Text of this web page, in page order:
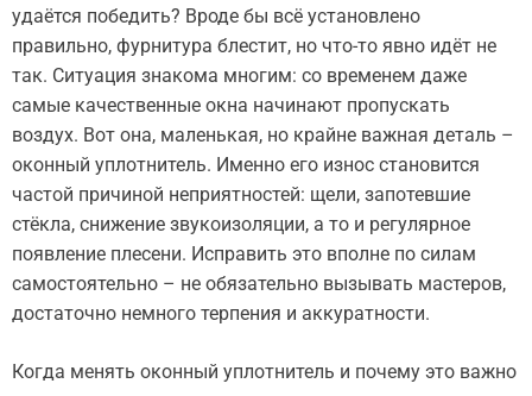
удаётся победить? Вроде бы всё установлено
правильно, фурнитура блестит, но что-то явно идёт не
так. Ситуация знакома многим: со временем даже
самые качественные окна начинают пропускать
воздух. Вот она, маленькая, но крайне важная деталь –
оконный уплотнитель. Именно его износ становится
частой причиной неприятностей: щели, запотевшие
стёкла, снижение звукоизоляции, а то и регулярное
появление плесени. Исправить это вполне по силам
самостоятельно – не обязательно вызывать мастеров,
достаточно немного терпения и аккуратности.
Когда менять оконный уплотнитель и почему это важно